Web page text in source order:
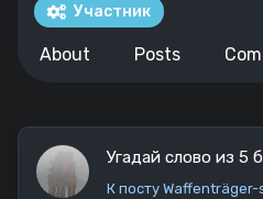
Участник
About Posts
Угадай слово из 5
К посту Waffenträger-